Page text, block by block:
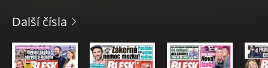
regionálních mutacích Praha, Praha a střední Čechy, jižní
okolí, jižní Morava a severní Morava. V neděli vychází jeho
magazínový sourozenec Nedělní BLESK.
Další čísla